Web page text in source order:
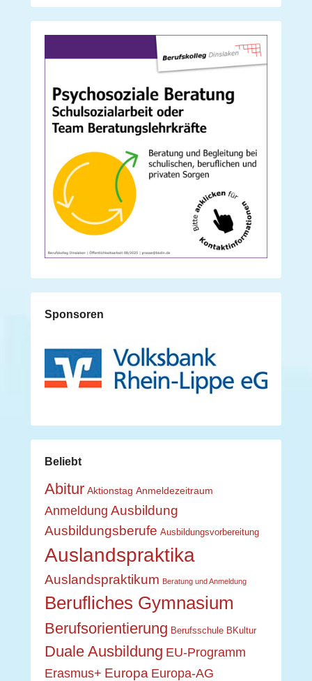
Sponsoren
Beliebt
Abitur Aktionstag Anmeldezeitraum
Anmeldung Ausbildung
Ausbildungsberufe Ausbildungsvorbereitung
Auslandspraktika
Auslandspraktikum Beratung und Anmeldung
Berufliches Gymnasium
Berufsorientierung Berufsschule BKultur
Duale Ausbildung EU-Programm
Erasmus+ Europa Europa-AG